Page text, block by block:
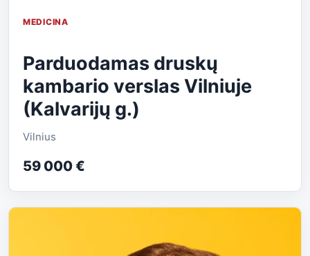
MEDICINA
Parduodamas druskų
kambario verslas Vilniuje
(Kalvarijų g.)
Vilnius
59 000 €